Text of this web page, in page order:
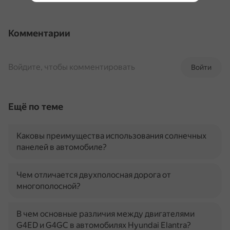
Комментарии
Войти
Войдите, чтобы комментировать
Ещё по теме
Каковы преимущества использования солнечных
панелей в автомобиле?
Чем отличается двухполосная дорога от
многополосной?
В чем основные различия между двигателями
G4ED и G4GC в автомобилях Hyundai Elantra?